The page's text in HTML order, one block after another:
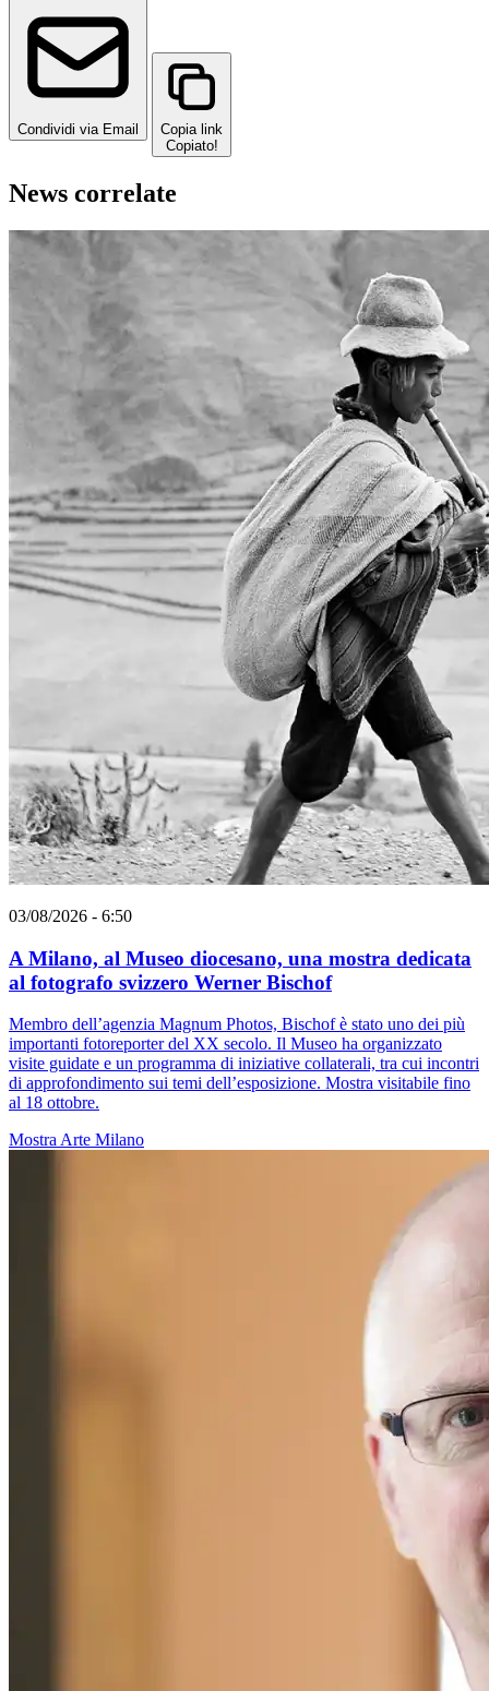
Condividi via Email
Copia link
Copiato!
News correlate
03/08/2026 - 6:50
A Milano, al Museo diocesano, una mostra dedicata
al fotografo svizzero Werner Bischof
Membro dell’agenzia Magnum Photos, Bischof è stato uno dei più
importanti fotoreporter del XX secolo. Il Museo ha organizzato
visite guidate e un programma di iniziative collaterali, tra cui incontri
di approfondimento sui temi dell’esposizione. Mostra visitabile fino
al 18 ottobre.
Mostra Arte Milano